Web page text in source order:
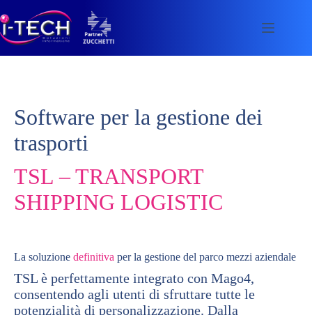
to
content
Software per la gestione dei
trasporti
TSL – TRANSPORT
SHIPPING LOGISTIC
La soluzione definitiva per la gestione del parco mezzi aziendale
TSL è perfettamente integrato con Mago4,
consentendo agli utenti di sfruttare tutte le
potenzialità di personalizzazione. Dalla